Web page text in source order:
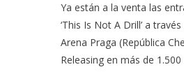
Ya están a la venta las
‘This Is Not A Drill’ a
Arena Praga (República
Releasing en más de